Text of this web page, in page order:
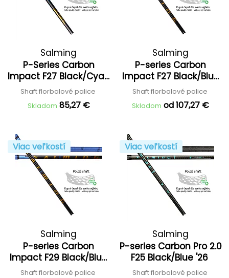
Salming
P-Series Carbon
Impact F27 Black/Cyan
'25
Shaft florbalové palice
Skladom 85,27 €
Salming
P-series Carbon
Impact F27 Black/Blue
'26
Shaft florbalové palice
Skladom od 107,27 €
Viac veľkostí
Salming
P-series Carbon
Impact F29 Black/Blue
'26
Shaft florbalové palice
Viac veľkostí
Salming
P-series Carbon Pro 2.0
F25 Black/Blue '26
Shaft florbalové palice